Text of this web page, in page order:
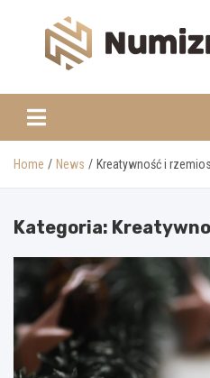
Home News Kreatywność i
Kategoria: